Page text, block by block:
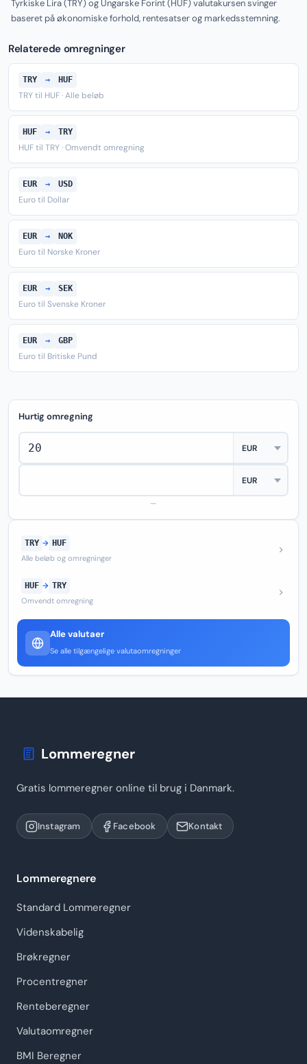
Tyrkiske Lira (TRY) og Ungarske Forint (HUF) valutakursen svinger
baseret på økonomiske forhold, rentesatser og markedsstemning.
Relaterede omregninger
TRY → HUF
TRY til HUF · Alle beløb
HUF → TRY
HUF til TRY · Omvendt omregning
EUR → USD
Euro til Dollar
EUR → NOK
Euro til Norske Kroner
EUR → SEK
Euro til Svenske Kroner
EUR → GBP
Euro til Britiske Pund
Hurtig omregning
—
TRY → HUF
Alle beløb og omregninger
HUF → TRY
Omvendt omregning
Alle valutaer
Se alle tilgængelige valutaomregninger
Lommeregner
Gratis lommeregner online til brug i Danmark.
Instagram Facebook Kontakt
Lommeregnere
Standard Lommeregner
Videnskabelig
Brøkregner
Procentregner
Renteberegner
Valutaomregner
BMI Beregner